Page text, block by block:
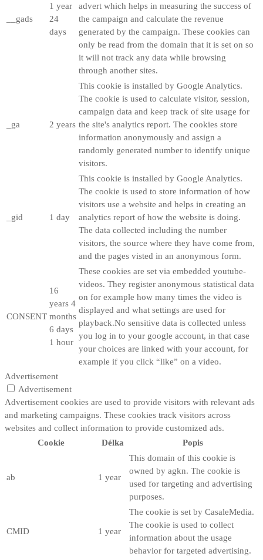
__gads
1 year
24
days
advert which helps in measuring the success of
the campaign and calculate the revenue
generated by the campaign. These cookies can
only be read from the domain that it is set on so
it will not track any data while browsing
through another sites.
_ga 2 years
This cookie is installed by Google Analytics.
The cookie is used to calculate visitor, session,
campaign data and keep track of site usage for
the site's analytics report. The cookies store
information anonymously and assign a
randomly generated number to identify unique
visitors.
_gid 1 day
This cookie is installed by Google Analytics.
The cookie is used to store information of how
visitors use a website and helps in creating an
analytics report of how the website is doing.
The data collected including the number
visitors, the source where they have come from,
and the pages visted in an anonymous form.
CONSENT
16
years 4
months
6 days
1 hour
These cookies are set via embedded youtube-
videos. They register anonymous statistical data
on for example how many times the video is
displayed and what settings are used for
playback.No sensitive data is collected unless
you log in to your google account, in that case
your choices are linked with your account, for
example if you click “like” on a video.
Advertisement
Advertisement
Advertisement cookies are used to provide visitors with relevant ads
and marketing campaigns. These cookies track visitors across
websites and collect information to provide customized ads.
Cookie
Délka Popis
ab 1 year
This domain of this cookie is
owned by agkn. The cookie is
used for targeting and advertising
purposes.
CMID 1 year
The cookie is set by CasaleMedia.
The cookie is used to collect
information about the usage
behavior for targeted advertising.